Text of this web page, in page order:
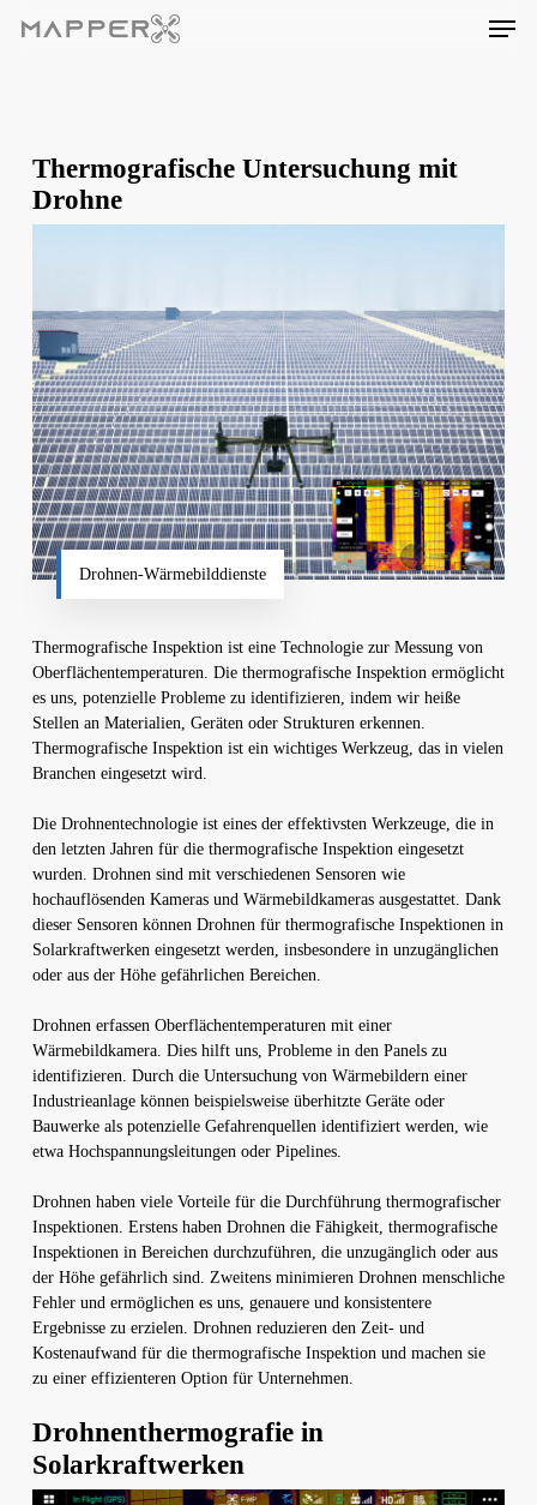
Menu
Thermografische Untersuchung mit
Drohne
Drohnen-Wärmebilddienste
Thermografische Inspektion ist eine Technologie zur Messung von
Oberflächentemperaturen. Die thermografische Inspektion ermöglicht
es uns, potenzielle Probleme zu identifizieren, indem wir heiße
Stellen an Materialien, Geräten oder Strukturen erkennen.
Thermografische Inspektion ist ein wichtiges Werkzeug, das in vielen
Branchen eingesetzt wird.
Die Drohnentechnologie ist eines der effektivsten Werkzeuge, die in
den letzten Jahren für die thermografische Inspektion eingesetzt
wurden. Drohnen sind mit verschiedenen Sensoren wie
hochauflösenden Kameras und Wärmebildkameras ausgestattet. Dank
dieser Sensoren können Drohnen für thermografische Inspektionen in
Solarkraftwerken eingesetzt werden, insbesondere in unzugänglichen
oder aus der Höhe gefährlichen Bereichen.
Drohnen erfassen Oberflächentemperaturen mit einer
Wärmebildkamera. Dies hilft uns, Probleme in den Panels zu
identifizieren. Durch die Untersuchung von Wärmebildern einer
Industrieanlage können beispielsweise überhitzte Geräte oder
Bauwerke als potenzielle Gefahrenquellen identifiziert werden, wie
etwa Hochspannungsleitungen oder Pipelines.
Drohnen haben viele Vorteile für die Durchführung thermografischer
Inspektionen. Erstens haben Drohnen die Fähigkeit, thermografische
Inspektionen in Bereichen durchzuführen, die unzugänglich oder aus
der Höhe gefährlich sind. Zweitens minimieren Drohnen menschliche
Fehler und ermöglichen es uns, genauere und konsistentere
Ergebnisse zu erzielen. Drohnen reduzieren den Zeit- und
Kostenaufwand für die thermografische Inspektion und machen sie
zu einer effizienteren Option für Unternehmen.
Drohnenthermografie in
Solarkraftwerken